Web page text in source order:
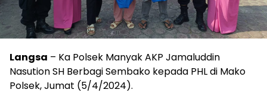
Langsa – Ka Polsek Manyak AKP Jamaluddin
Nasution SH Berbagi Sembako kepada PHL di Mako
Polsek, Jumat (5/4/2024).